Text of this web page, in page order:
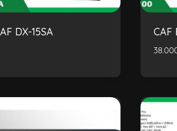
DX-15SA CAF